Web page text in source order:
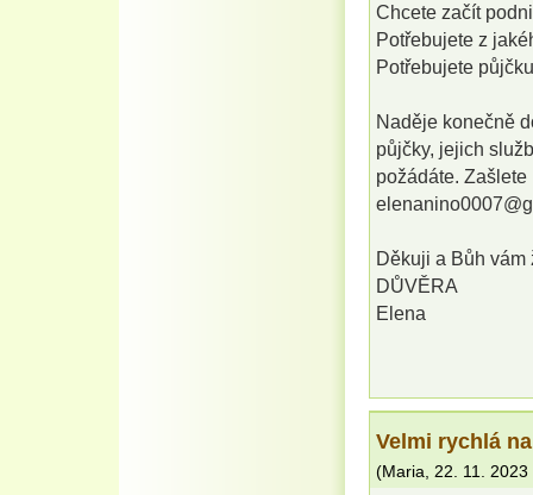
Chcete začít
Potřebujete z
Potřebujete
Naděje konečně
půjčky, jejich
požádáte.
Děkuji a Bůh vám
DŮVĚRA
Elena
Velmi rychlá
(Maria, 22. 11. 2023